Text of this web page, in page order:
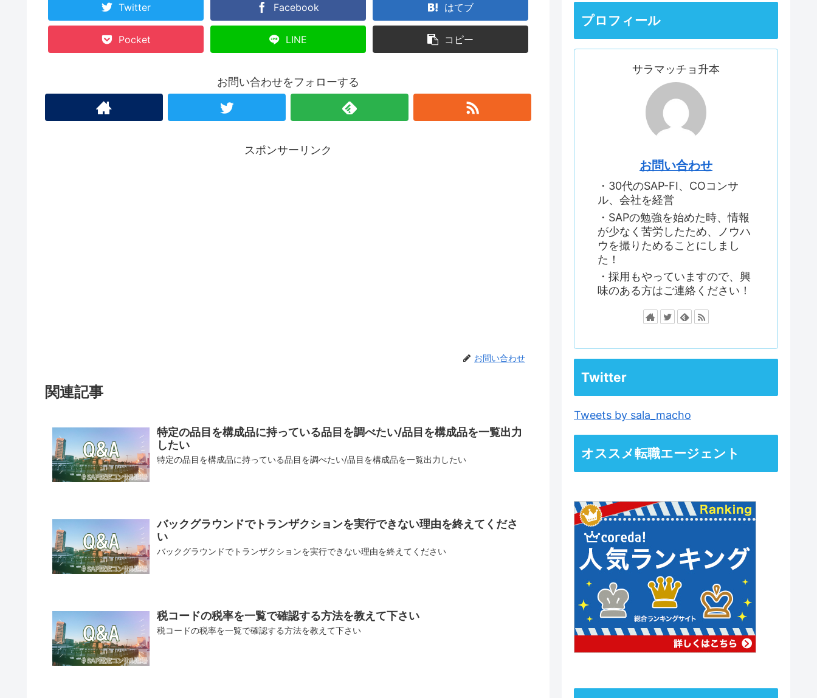
Twitter Facebook はてブ
Pocket LINE コピー
お問い合わせをフォローする
スポンサーリンク
お問い合わせ
関連記事
特定の品目を構成品に持っている品目を調べたい/品目を構成品を一覧出力
したい
特定の品目を構成品に持っている品目を調べたい/品目を構成品を一覧出力したい
バックグラウンドでトランザクションを実行できない理由を終えてくださ
い
バックグラウンドでトランザクションを実行できない理由を終えてください
税コードの税率を一覧で確認する方法を教えて下さい
税コードの税率を一覧で確認する方法を教えて下さい
プロフィール
サラマッチョ升本
お問い合わせ
・30代のSAP-FI、COコンサ
ル、会社を経営
・SAPの勉強を始めた時、情報
が少なく苦労したため、ノウハ
ウを撮りためることにしまし
た！
・採用もやっていますので、興
味のある方はご連絡ください！
Twitter
Tweets by sala_macho
オススメ転職エージェント